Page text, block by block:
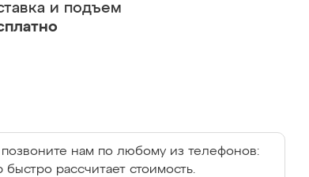
и подъем
нам по любому из телефонов:
рассчитает стоимость.